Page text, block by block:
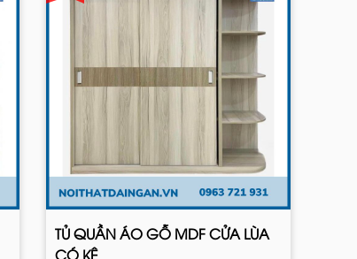
TỦ QUẦN ÁO GỖ MDF CỬA LÙA
CÓ KỆ